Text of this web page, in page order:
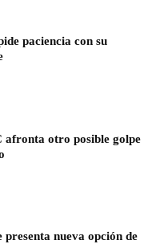
paciencia con su
afronta otro posible golpe
presenta nueva opción de